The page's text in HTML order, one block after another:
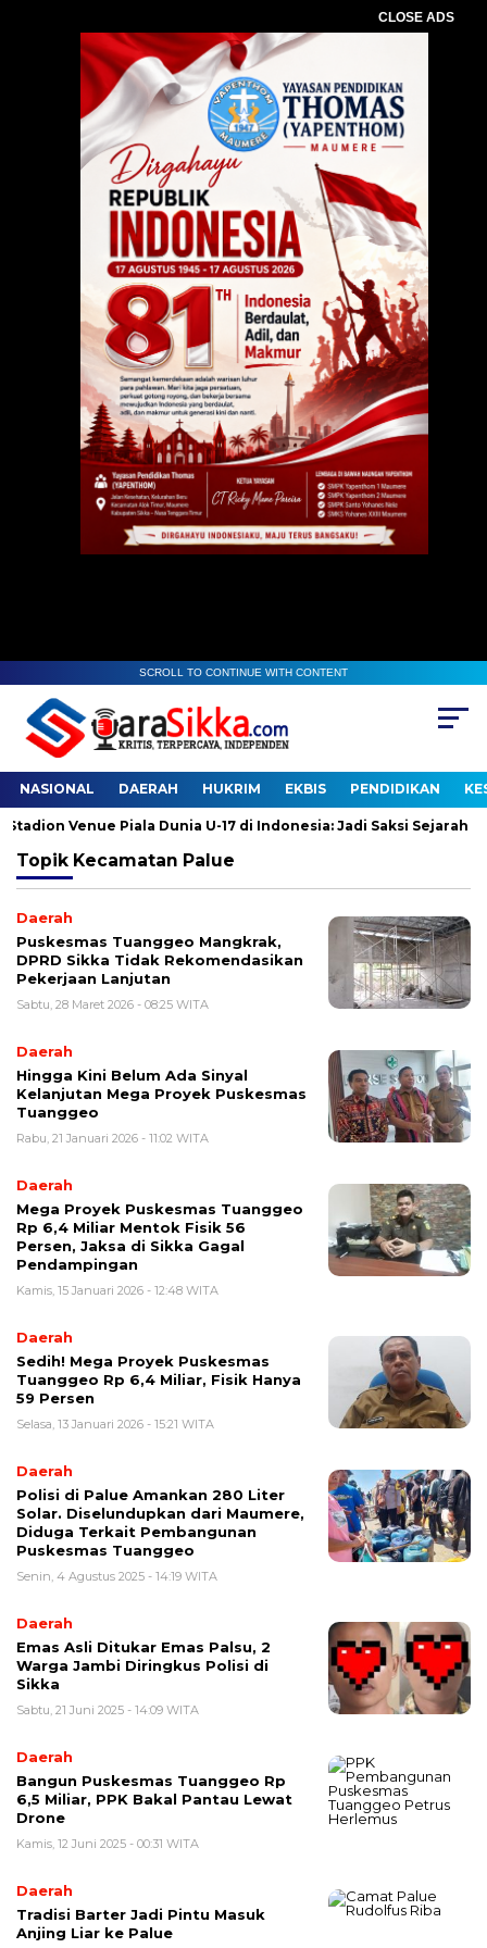
CLOSE ADS
SCROLL TO CONTINUE WITH CONTENT
NASIONAL DAERAH HUKRIM EKBIS PENDIDIKAN
Venue Piala Dunia U-17 di Indonesia: Jadi Saksi Sejarah
Topik Kecamatan Palue
Daerah
Puskesmas Tuanggeo Mangkrak,
DPRD Sikka Tidak Rekomendasikan
Pekerjaan Lanjutan
Sabtu, 28 Maret 2026 - 08:25 WITA
Daerah
Hingga Kini Belum Ada Sinyal
Kelanjutan Mega Proyek Puskesmas
Tuanggeo
Rabu, 21 Januari 2026 - 11:02 WITA
Daerah
Mega Proyek Puskesmas Tuanggeo
Rp 6,4 Miliar Mentok Fisik 56
Persen, Jaksa di Sikka Gagal
Pendampingan
Kamis, 15 Januari 2026 - 12:48 WITA
Daerah
Sedih! Mega Proyek Puskesmas
Tuanggeo Rp 6,4 Miliar, Fisik Hanya
59 Persen
Selasa, 13 Januari 2026 - 15:21 WITA
Daerah
Polisi di Palue Amankan 280 Liter
Solar. Diselundupkan dari Maumere,
Diduga Terkait Pembangunan
Puskesmas Tuanggeo
Senin, 4 Agustus 2025 - 14:19 WITA
Daerah
Emas Asli Ditukar Emas Palsu, 2
Warga Jambi Diringkus Polisi di
Sikka
Sabtu, 21 Juni 2025 - 14:09 WITA
Daerah
Bangun Puskesmas Tuanggeo Rp
6,5 Miliar, PPK Bakal Pantau Lewat
Drone
Kamis, 12 Juni 2025 - 00:31 WITA
Daerah
Tradisi Barter Jadi Pintu Masuk
Anjing Liar ke Palue